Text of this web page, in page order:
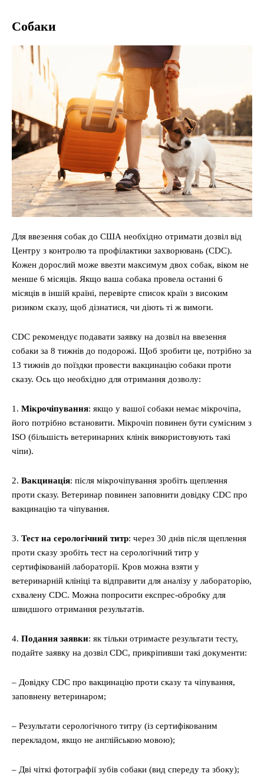
Собаки
Для ввезення собак до США необхідно отримати дозвіл від
Центру з контролю та профілактики захворювань (CDC).
Кожен дорослий може ввезти максимум двох собак, віком не
менше 6 місяців. Якщо ваша собака провела останні 6
місяців в іншій країні, перевірте список країн з високим
ризиком сказу, щоб дізнатися, чи діють ті ж вимоги.
CDC рекомендує подавати заявку на дозвіл на ввезення
собаки за 8 тижнів до подорожі. Щоб зробити це, потрібно за
13 тижнів до поїздки провести вакцинацію собаки проти
сказу. Ось що необхідно для отримання дозволу:
1. Мікрочіпування: якщо у вашої собаки немає мікрочіпа,
його потрібно встановити. Мікрочіп повинен бути сумісним з
ISO (більшість ветеринарних клінік використовують такі
чіпи).
2. Вакцинація: після мікрочіпування зробіть щеплення
проти сказу. Ветеринар повинен заповнити довідку CDC про
вакцинацію та чіпування.
3. Тест на серологічний титр: через 30 днів після щеплення
проти сказу зробіть тест на серологічний титр у
сертифікованій лабораторії. Кров можна взяти у
ветеринарній клініці та відправити для аналізу у лабораторію,
схвалену CDC. Можна попросити експрес-обробку для
швидшого отримання результатів.
4. Подання заявки: як тільки отримаєте результати тесту,
подайте заявку на дозвіл CDC, прикріпивши такі документи:
– Довідку CDC про вакцинацію проти сказу та чіпування,
заповнену ветеринаром;
– Результати серологічного титру (із сертифікованим
перекладом, якщо не англійською мовою);
– Дві чіткі фотографії зубів собаки (вид спереду та збоку);